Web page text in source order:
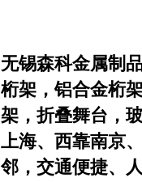
无锡森科金属制
桁架，铝合金桁
架，折叠舞台，
上海、西靠南京
邻，交通便捷